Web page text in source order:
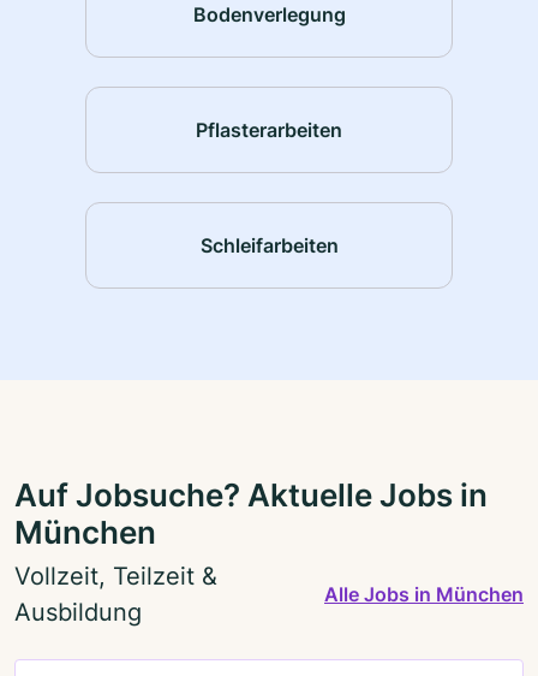
Bodenverlegung
Pflasterarbeiten
Schleifarbeiten
Auf Jobsuche? Aktuelle Jobs in
München
Vollzeit, Teilzeit &
Ausbildung
Alle Jobs in München